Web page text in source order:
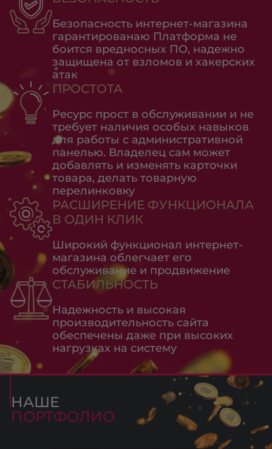
Безопасность интернет-магазина
гарантированаю Платформа не
боится вредносных ПО, надежно
защищена от взломов и хакерских
атак
ПРОСТОТА
Ресурс прост в обслуживании и не
требует наличия особых навыков
для работы с административной
панелью. Владелец сам может
добавлять и изменять карточки
товара, делать товарную
перелинковку
РАСШИРЕНИЕ ФУНКЦИОНАЛА
В ОДИН КЛИК
Широкий функционал интернет-
магазина облегчает его
обслуживание и продвижение
СТАБИЛЬНОСТЬ
Надежность и высокая
производительность сайта
обеспечены даже при высоких
нагрузках на систему
НАШЕ
ПОРТФОЛИО